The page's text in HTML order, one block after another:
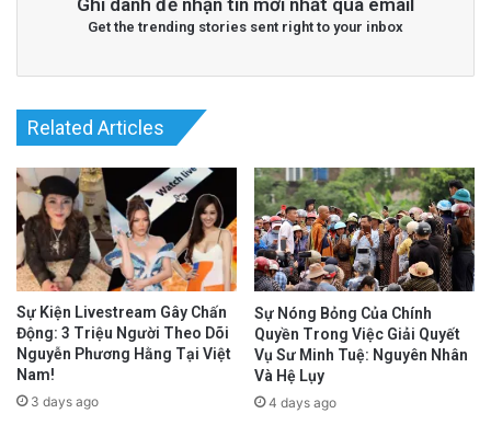
Ghi danh để nhận tin mới nhất qua email
Get the trending stories sent right to your inbox
Related Articles
Sự Kiện Livestream Gây Chấn
Động: 3 Triệu Người Theo Dõi
Nguyễn Phương Hằng Tại Việt
Nam!
3 days ago
Sự Nóng Bỏng Của Chính
Quyền Trong Việc Giải Quyết
Vụ Sư Minh Tuệ: Nguyên Nhân
Và Hệ Lụy
4 days ago